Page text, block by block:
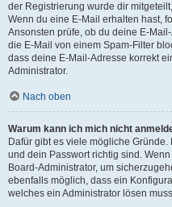
der Registrierung wurde dir
Wenn du eine E-Mail erhalten hast,
Ansonsten prüfe, ob du deine E-
die E-Mail von einem Spam-Filter
dass deine E-Mail-Adresse korrekt
Administrator.
Nach oben
Warum kann ich mich nicht
Dafür gibt es viele mögliche
und dein Passwort richtig sind.
Board-Administrator, um
ebenfalls möglich, dass ein
welches ein Administrator lösen